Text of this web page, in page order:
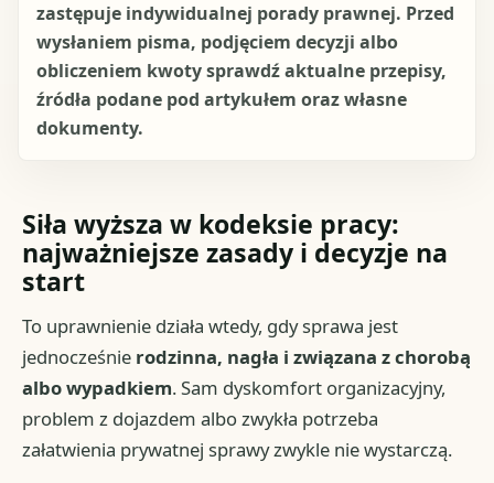
zastępuje indywidualnej porady prawnej. Przed
wysłaniem pisma, podjęciem decyzji albo
obliczeniem kwoty sprawdź aktualne przepisy,
źródła podane pod artykułem oraz własne
dokumenty.
Siła wyższa w kodeksie pracy:
najważniejsze zasady i decyzje na
start
To uprawnienie działa wtedy, gdy sprawa jest
jednocześnie rodzinna, nagła i związana z chorobą
albo wypadkiem. Sam dyskomfort organizacyjny,
problem z dojazdem albo zwykła potrzeba
załatwienia prywatnej sprawy zwykle nie wystarczą.